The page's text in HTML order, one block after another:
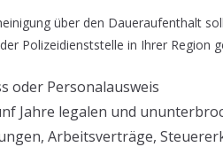
über den Daueraufenthalt
Polizeidienststelle in Ihrer Region
oder Personalausweis
Jahre legalen und
Arbeitsverträge,